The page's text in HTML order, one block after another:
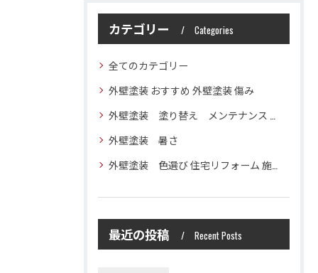
カテゴリー Categories
全てのカテゴリー
外壁塗装 おすすめ 外壁塗装 傷み
外壁塗装 塗り替え メンテナンス 住宅塗装
外壁塗装 暑さ
外壁塗装 色選び 住宅リフォーム 施工技術
最近の投稿 Recent Posts